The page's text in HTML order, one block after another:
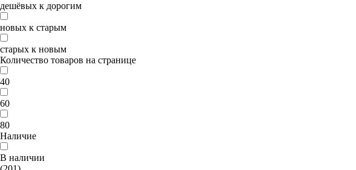
дешёвых к дорогим
новых к старым
старых к новым
Количество товаров на странице
40
60
80
Наличие
В наличии